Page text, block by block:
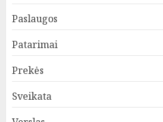
Paslaugos
Patarimai
Prekės
Sveikata